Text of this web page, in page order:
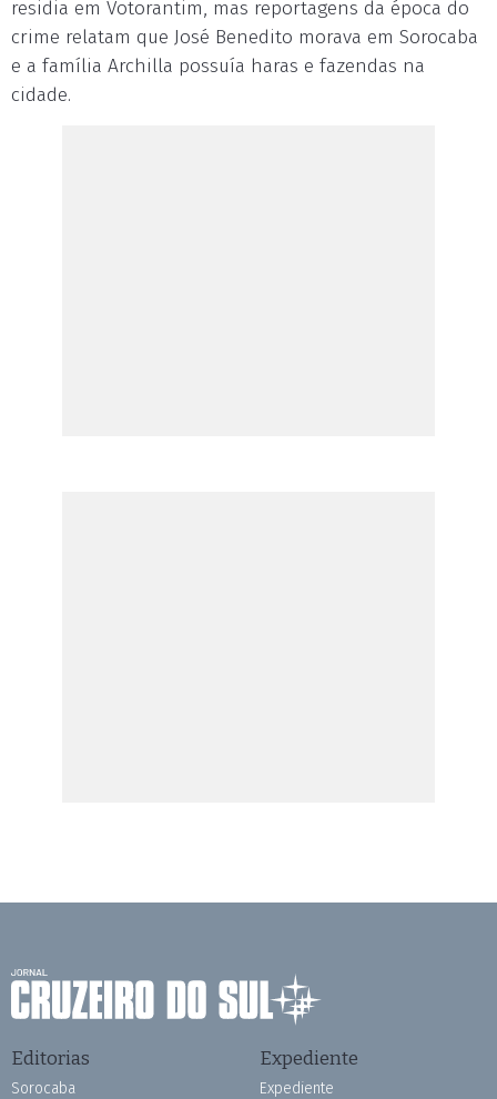
residia em Votorantim, mas reportagens da época do
crime relatam que José Benedito morava em Sorocaba
e a família Archilla possuía haras e fazendas na
cidade.
Editorias
Sorocaba
Expediente
Expediente